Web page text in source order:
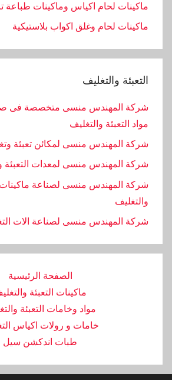
ماكينات لحام اكياس وماكينات طباعة
ماكينات لحام وغلق اكواب بلاستيكية
التعبئة والتغليف
شركة المهندس منسى متخصصة فى
مواد التعبئة والتغليف
شركة المهندس منسى لمكائن تعبئة
شركة المهندس منسى لمعدات التعبئة
شركة المهندس منسى لصناعة ماكينات
والتغليف
‏شركة المهندس منسى لصناعة الات
الصفحة الرئيسية
ماكينات التعبئة
مواد وخامات التعبئة
خامات و رولات اكياس
طبات اندكشن سيل